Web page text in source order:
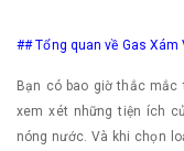
## Tổng quan về Gas
Bạn có bao giờ thắc mắc
xem xét những tiện ích
nóng nước. Và khi chọn